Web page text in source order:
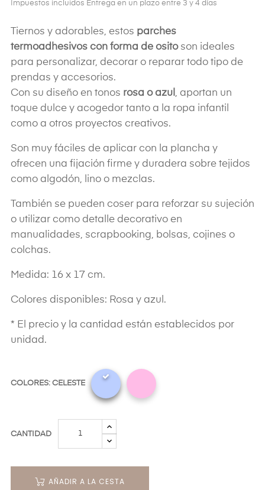
Impuestos incluidos Entrega en un plazo entre 3 y 4 días
Tiernos y adorables, estos parches
termoadhesivos con forma de ositoson ideales
para personalizar, decorar o reparar todo tipo de
prendas y accesorios.
Con su diseño en tonos rosa o azul , aportan un
toque dulce y acogedor tanto a la ropa infantil
como a otros proyectos creativos.
Son muy fáciles de aplicar con la plancha y
ofrecen una fijación firme y duradera sobre tejidos
como algodón, lino o mezclas.
También se pueden coser para reforzar su sujeción
o utilizar como detalle decorativo en
manualidades, scrapbooking, bolsas, cojines o
colchas.
Medida: 16 x 17 cm.
Colores disponibles: Rosa y azul.
* El precio y la cantidad están establecidos por
unidad.
COLORES: CELESTE
CANTIDAD
AÑADIR A LA CESTA